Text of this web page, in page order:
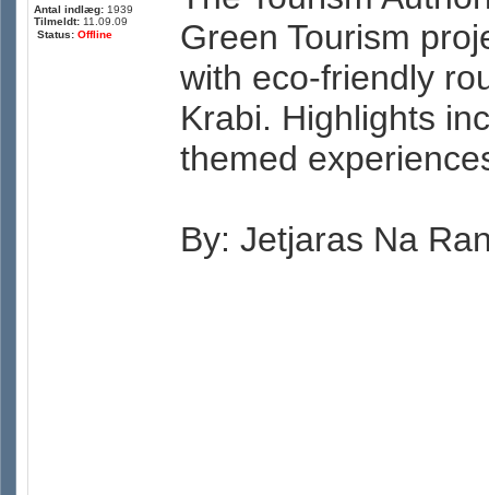
Antal indlæg: 1939
Tilmeldt: 11.09.09
Status: Offline
Green Tourism
with eco-friendly
Krabi. Highlights
themed
By: Jetjaras Na